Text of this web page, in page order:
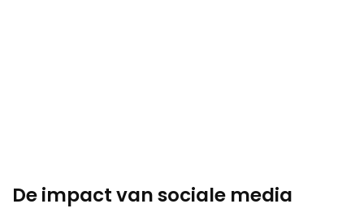
De impact van sociale media